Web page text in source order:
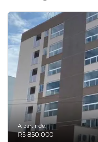
A partir de:
R$ 850.000